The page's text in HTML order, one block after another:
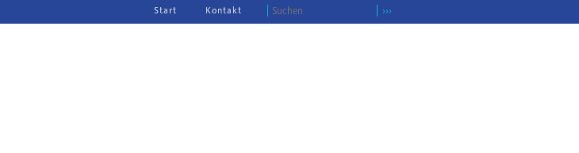
›››
Navigation
überspringen
Start Kontakt